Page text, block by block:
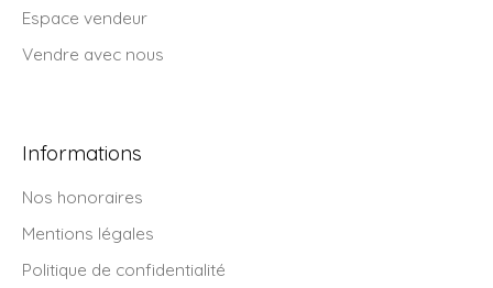
Espace vendeur
Vendre avec nous
Informations
Nos honoraires
Mentions légales
Politique de confidentialité